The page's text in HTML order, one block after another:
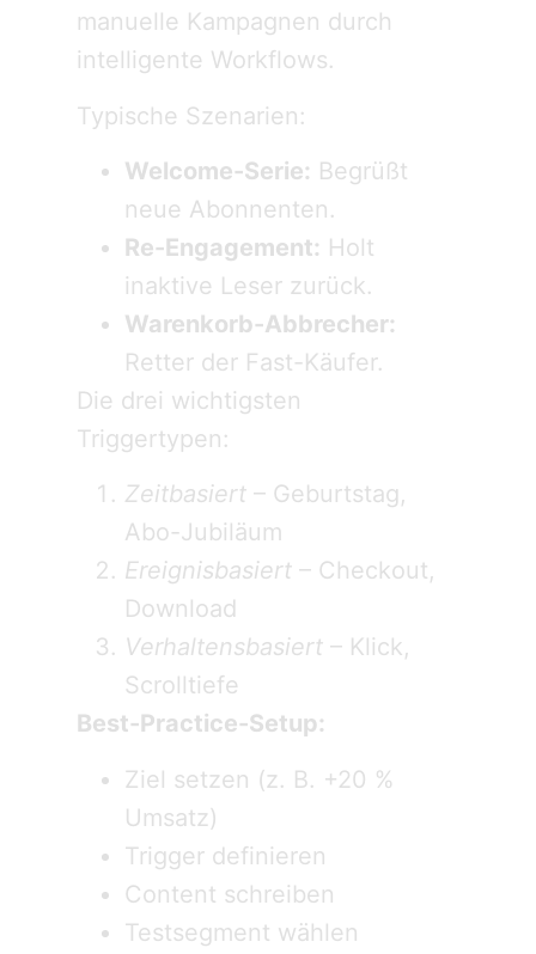
manuelle Kampagnen durch
intelligente Workflows.
Typische Szenarien:
Welcome-Serie: Begrüßt
neue Abonnenten.
Re-Engagement: Holt
inaktive Leser zurück.
Warenkorb-Abbrecher:
Retter der Fast-Käufer.
Die drei wichtigsten
Triggertypen:
Zeitbasiert– Geburtstag,
Abo-Jubiläum
Ereignisbasiert– Checkout,
Download
Verhaltensbasiert– Klick,
Scrolltiefe
Best-Practice-Setup:
Ziel setzen (z. B. +20 %
Umsatz)
Trigger definieren
Content schreiben
Testsegment wählen